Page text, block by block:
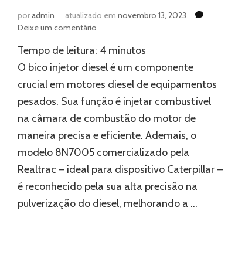
poradmin atualizado em novembro 13, 2023
Deixe um comentárioem
qual
a
do
bico
injetor
diesel
Tempo de leitura: 4 minutos
O bico injetor diesel é um componente
crucial em motores diesel de equipamentos
pesados. Sua função é injetar combustível
na câmara de combustão do motor de
maneira precisa e eficiente. Ademais, o
modelo 8N7005 comercializado pela
Realtrac – ideal para dispositivo Caterpillar –
é reconhecido pela sua alta precisão na
pulverização do diesel, melhorando a …